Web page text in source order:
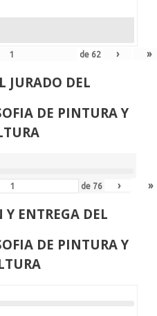
de 62 › »
JURADO DEL
DE PINTURA Y
de 76 › »
ENTREGA DEL
DE PINTURA Y